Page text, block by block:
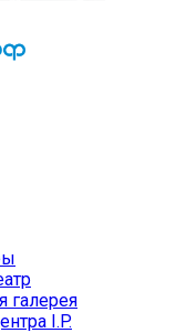
галерея
I.P.